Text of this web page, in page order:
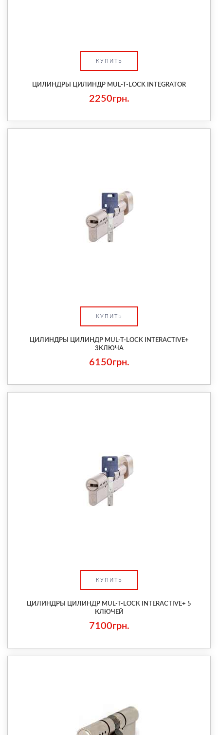
КУПИТЬ
ЦИЛИНДРЫ ЦИЛИНДР MUL-T-LOCK INTEGRATOR
2250грн.
КУПИТЬ
ЦИЛИНДРЫ ЦИЛИНДР MUL-T-LOCK INTERACTIVE+
3КЛЮЧА
6150грн.
КУПИТЬ
ЦИЛИНДРЫ ЦИЛИНДР MUL-T-LOCK INTERACTIVE+ 5
КЛЮЧЕЙ
7100грн.